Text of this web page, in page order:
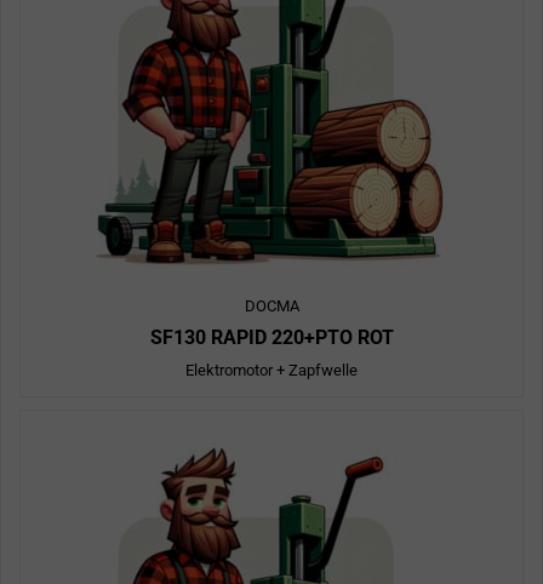
DOCMA
SF130 RAPID 220+PTO ROT
Elektromotor + Zapfwelle